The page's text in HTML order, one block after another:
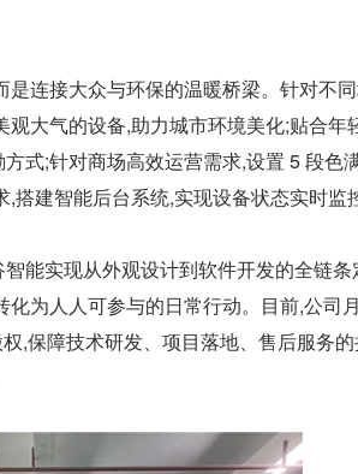
连接大众与环保的温暖桥梁。针对不
大气的设备,助力城市环境美化;贴合年
式;针对商场高效运营需求,设置 5 段色
建智能后台系统,实现设备状态实时监控
能实现从外观设计到软件开发的全链条
为人人可参与的日常行动。目前,公司
,保障技术研发、项目落地、售后服务